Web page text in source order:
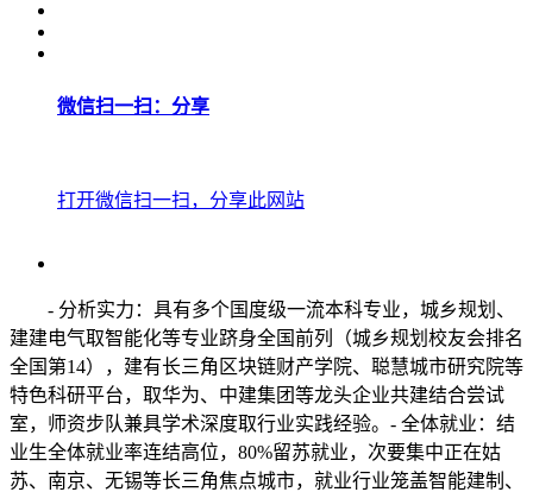
微信扫一扫：分享
打开微信扫一扫，分享此网站
- 分析实力：具有多个国度级一流本科专业，城乡规划、
建建电气取智能化等专业跻身全国前列（城乡规划校友会排名
全国第14），建有长三角区块链财产学院、聪慧城市研究院等
特色科研平台，取华为、中建集团等龙头企业共建结合尝试
室，师资步队兼具学术深度取行业实践经验。- 全体就业：结
业生全体就业率连结高位，80%留苏就业，次要集中正在姑
苏、南京、无锡等长三角焦点城市，就业行业笼盖智能建制、